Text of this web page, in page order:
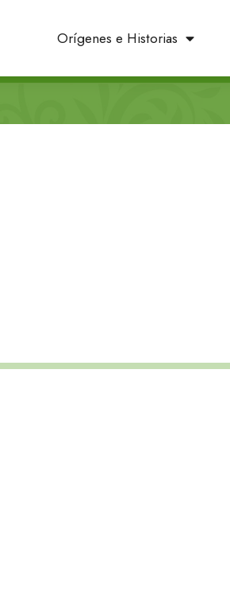
Orígenes e Historias